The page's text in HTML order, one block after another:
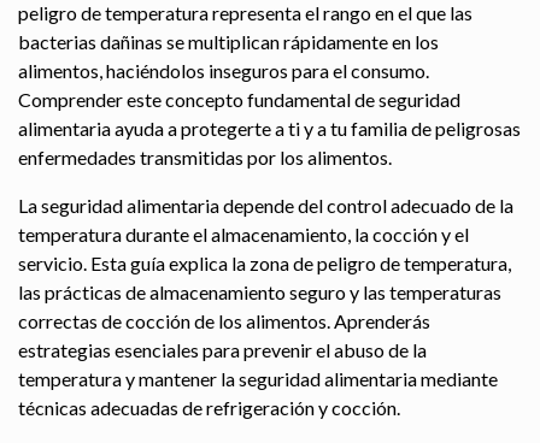
peligro de temperatura representa el rango en el que las
bacterias dañinas se multiplican rápidamente en los
alimentos, haciéndolos inseguros para el consumo.
Comprender este concepto fundamental de seguridad
alimentaria ayuda a protegerte a ti y a tu familia de peligrosas
enfermedades transmitidas por los alimentos.
La seguridad alimentaria depende del control adecuado de la
temperatura durante el almacenamiento, la cocción y el
servicio. Esta guía explica la zona de peligro de temperatura,
las prácticas de almacenamiento seguro y las temperaturas
correctas de cocción de los alimentos. Aprenderás
estrategias esenciales para prevenir el abuso de la
temperatura y mantener la seguridad alimentaria mediante
técnicas adecuadas de refrigeración y cocción.